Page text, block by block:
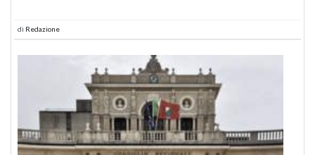
di Redazione